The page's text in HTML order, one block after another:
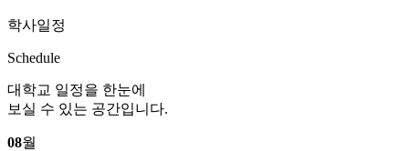
학사일정
Schedule
대학교 일정을 한눈에
보실 수 있는 공간입니다.
08월